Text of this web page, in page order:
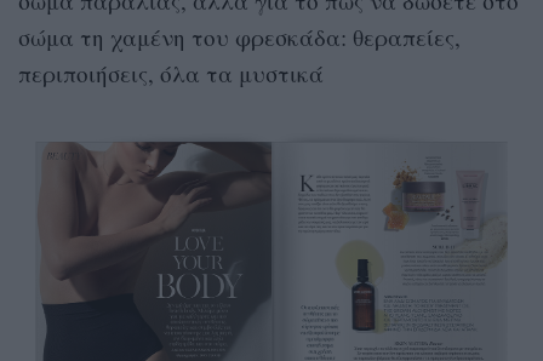
σώμα τη χαμένη του φρεσκάδα: θεραπείες,
περιποιήσεις, όλα τα μυστικά